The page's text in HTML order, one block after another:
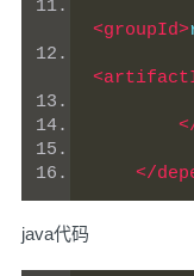
<groupId>
</
java代码